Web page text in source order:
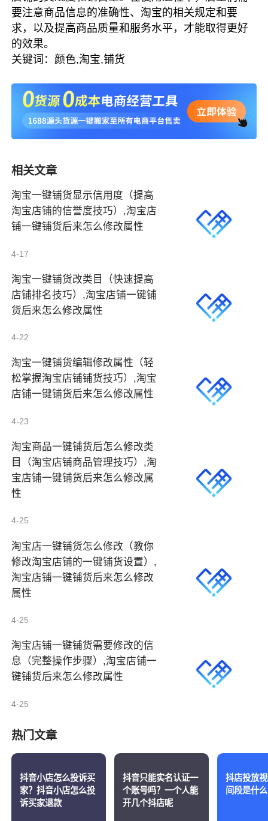
要注意商品信息的准确性、淘宝的相关规定和要
求，以及提高商品质量和服务水平，才能取得更好
的效果。
关键词：颜色,淘宝,铺货
相关文章
淘宝一键铺货显示信用度（提高
淘宝店铺的信誉度技巧）,淘宝店
铺一键铺货后来怎么修改属性
4-17
淘宝一键铺货改类目（快速提高
店铺排名技巧）,淘宝店铺一键铺
货后来怎么修改属性
4-22
淘宝一键铺货编辑修改属性（轻
松掌握淘宝店铺铺货技巧）,淘宝
店铺一键铺货后来怎么修改属性
4-23
淘宝商品一键铺货后怎么修改类
目（淘宝店铺商品管理技巧）,淘
宝店铺一键铺货后来怎么修改属
性
4-25
淘宝店一键铺货怎么修改（教你
修改淘宝店铺的一键铺货设置）,
淘宝店铺一键铺货后来怎么修改
属性
4-25
淘宝店铺一键铺货需要修改的信
息（完整操作步骤）,淘宝店铺一
键铺货后来怎么修改属性
4-25
热门文章
抖音小店怎么投诉买
家？抖音小店怎么投
诉买家退款
抖音只能实名认证一
个账号吗？一个人能
开几个抖店呢
抖店投放
间段是什